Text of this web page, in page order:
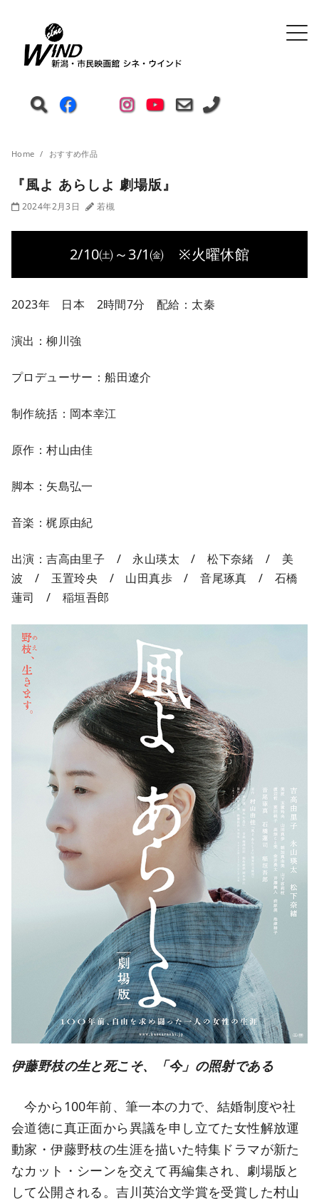
Home おすすめ作品
『風よ あらしよ 劇場版』
2024年2月3日 若槻
2/10㈯～3/1㈮ ※火曜休館
2023年 日本 2時間7分 配給：太秦
演出：柳川強
プロデューサー：船田遼介
制作統括：岡本幸江
原作：村山由佳
脚本：矢島弘一
音楽：梶原由紀
出演：吉高由里子 / 永山瑛太 / 松下奈緒 / 美
波 / 玉置玲央 / 山田真歩 / 音尾琢真 / 石橋
蓮司 / 稲垣吾郎
伊藤野枝の生と死こそ、「今」の照射である
今から100年前、筆一本の力で、結婚制度や社
会道徳に真正面から異議を申し立てた女性解放運
動家・伊藤野枝の生涯を描いた特集ドラマが新た
なカット・シーンを交えて再編集され、劇場版と
して公開される。吉川英治文学賞を受賞した村山